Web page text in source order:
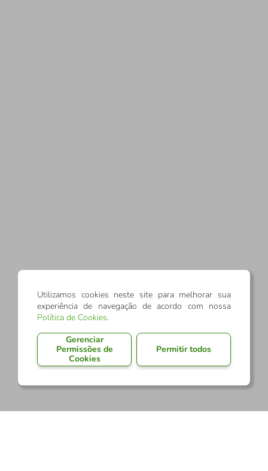
Utilizamos cookies neste site para melhorar sua
experiência de navegação de acordo com nossa
Política de Cookies.
Gerenciar
Permissões de
Cookies
Permitir todos